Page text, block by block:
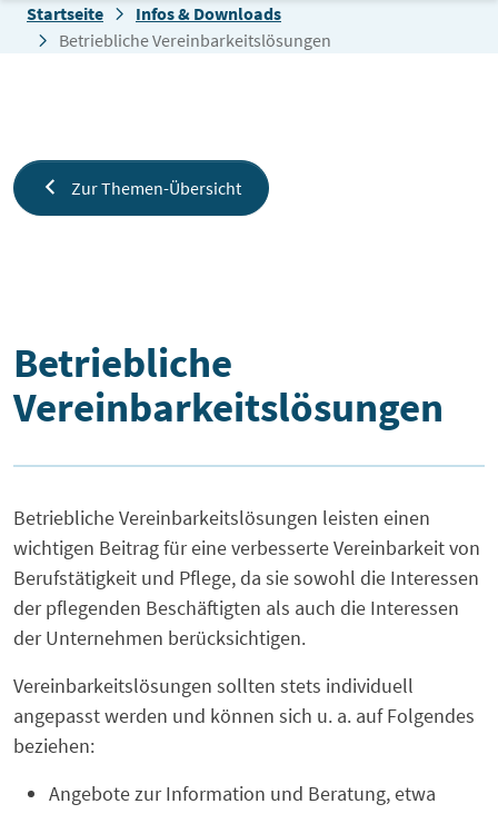
Zum Inhalt springen
Startseite
Infos & Downloads
Betriebliche Vereinbarkeitslösungen
Zur Themen-Übersicht
Betriebliche
Betriebliche
Vereinbarkeitslösungen
Betriebliche Vereinbarkeitslösungen leisten einen
wichtigen Beitrag für eine verbesserte Vereinbarkeit von
Berufstätigkeit und Pflege, da sie sowohl die Interessen
der pflegenden Beschäftigten als auch die Interessen
der Unternehmen berücksichtigen.
Vereinbarkeitslösungen sollten stets individuell
angepasst werden und können sich u. a. auf Folgendes
beziehen:
Angebote zur Information und Beratung, etwa